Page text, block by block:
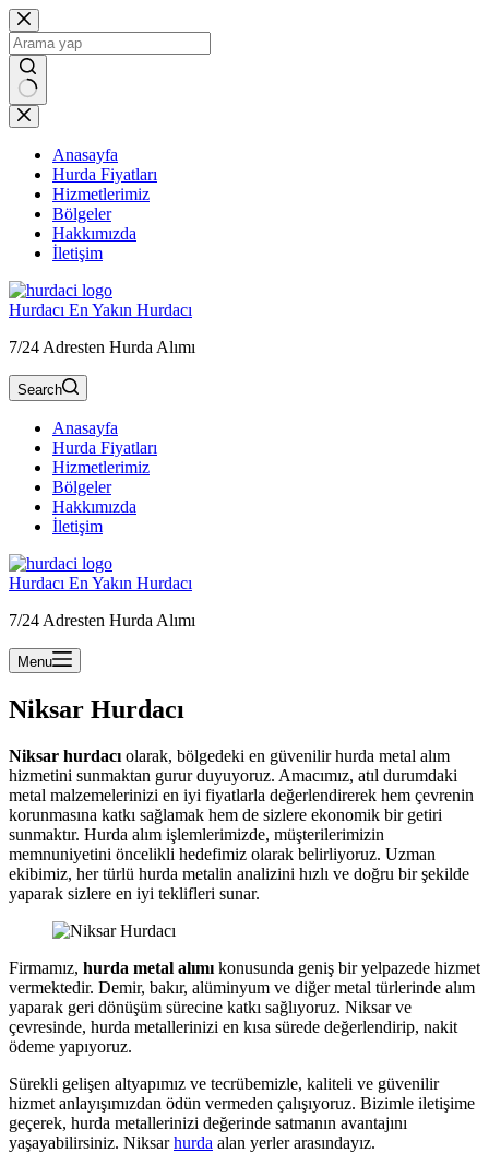
Skip
to
content
Anasayfa
Hurda Fiyatları
Hizmetlerimiz
Bölgeler
Hakkımızda
İletişim
Hurdacı En Yakın Hurdacı
7/24 Adresten Hurda Alımı
Search
Anasayfa
Hurda Fiyatları
Hizmetlerimiz
Bölgeler
Hakkımızda
İletişim
Hurdacı En Yakın Hurdacı
7/24 Adresten Hurda Alımı
Menu
Niksar Hurdacı
Niksar hurdacı olarak, bölgedeki en güvenilir hurda metal alım
hizmetini sunmaktan gurur duyuyoruz. Amacımız, atıl durumdaki
metal malzemelerinizi en iyi fiyatlarla değerlendirerek hem çevrenin
korunmasına katkı sağlamak hem de sizlere ekonomik bir getiri
sunmaktır. Hurda alım işlemlerimizde, müşterilerimizin
memnuniyetini öncelikli hedefimiz olarak belirliyoruz. Uzman
ekibimiz, her türlü hurda metalin analizini hızlı ve doğru bir şekilde
yaparak sizlere en iyi teklifleri sunar.
Firmamız, hurda metal alımı konusunda geniş bir yelpazede hizmet
vermektedir. Demir, bakır, alüminyum ve diğer metal türlerinde alım
yaparak geri dönüşüm sürecine katkı sağlıyoruz. Niksar ve
çevresinde, hurda metallerinizi en kısa sürede değerlendirip, nakit
ödeme yapıyoruz.
Sürekli gelişen altyapımız ve tecrübemizle, kaliteli ve güvenilir
hizmet anlayışımızdan ödün vermeden çalışıyoruz. Bizimle iletişime
geçerek, hurda metallerinizi değerinde satmanın avantajını
yaşayabilirsiniz. Niksarhurda alan yerler arasındayız.